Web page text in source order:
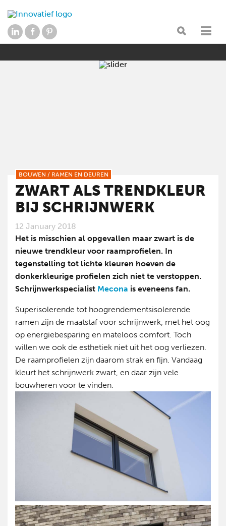
BOUWEN / RAMEN EN DEUREN
ZWART ALS TRENDKLEUR
BIJ SCHRIJNWERK
12 January 2018
Het is misschien al opgevallen maar zwart is de
nieuwe trendkleur voor raamprofielen. In
tegenstelling tot lichte kleuren hoeven de
donkerkleurige profielen zich niet te verstoppen.
Schrijnwerkspecialist Mecona is eveneens fan.
Superisolerende tot hoogrendementsisolerende
ramen zijn de maatstaf voor schrijnwerk, met het oog
op energiebesparing en mateloos comfort. Toch
willen we ook de esthetiek niet uit het oog verliezen.
De raamprofielen zijn daarom strak en fijn. Vandaag
kleurt het schrijnwerk zwart, en daar zijn vele
bouwheren voor te vinden.